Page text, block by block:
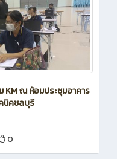
KM ณ ห้อมประชุมอาคาร
นิคชลบุรี
0